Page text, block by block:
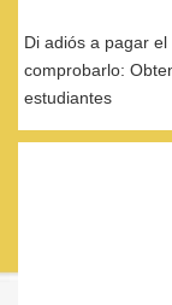
Di adiós a pagar
comprobarlo:
estudiantes